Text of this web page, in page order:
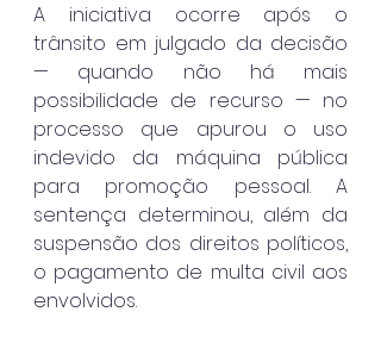
A iniciativa ocorre após o
trânsito em julgado da decisão
— quando não há mais
possibilidade de recurso — no
processo que apurou o uso
indevido da máquina pública
para promoção pessoal. A
sentença determinou, além da
suspensão dos direitos políticos,
o pagamento de multa civil aos
envolvidos.